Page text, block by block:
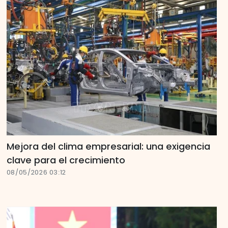
Mejora del clima empresarial: una exigencia
clave para el crecimiento
08/05/2026 03:12